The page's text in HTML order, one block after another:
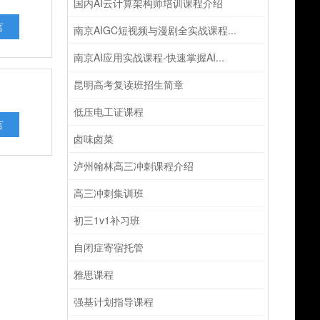
国内AI云计算架构师培训课程介绍
南京AIGC短视频与漫剧全实战课程...
南京AI应用实战课程-快速掌握AI...
昆明高考复读班招生简章
低压电工证课程
卤味卤菜
泸州翰林高三冲刺课程介绍
高三冲刺集训班
初三1v1补习班
自闭症寄宿托管
雅思课程
强基计划指导课程